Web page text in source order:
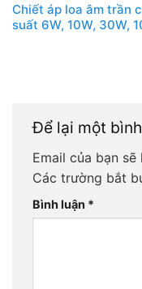
Chiết áp loa âm trần
suất 6W, 10W, 30W,
Để lại một
Email của bạn
Các trường bắt
Bình luận *